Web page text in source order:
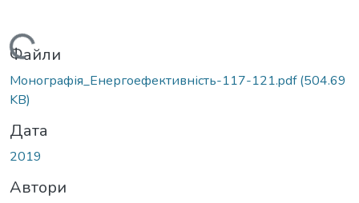
Вантажиться...
Файли
Монографія_Енергоефективність-117-121.pdf(504.69
KB)
Дата
2019
Автори